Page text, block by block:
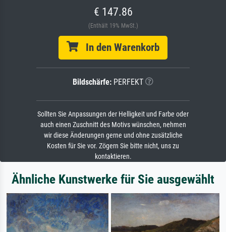
€ 147.86
(Enthält 19% MwSt.)
In den Warenkorb
Bildschärfe: PERFEKT
Sollten Sie Anpassungen der Helligkeit und Farbe oder
auch einen Zuschnitt des Motivs wünschen, nehmen
wir diese Änderungen gerne und ohne zusätzliche
Kosten für Sie vor. Zögern Sie bitte nicht, uns zu
kontaktieren.
Ähnliche Kunstwerke für Sie ausgewählt